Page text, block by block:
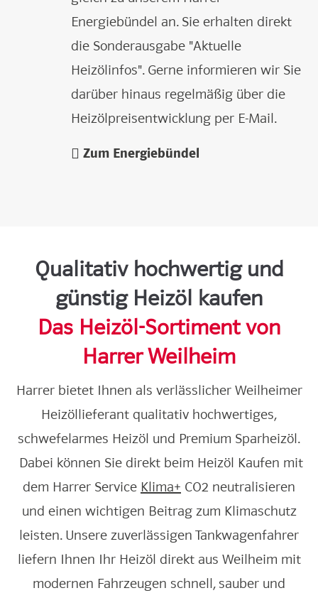
Energiebündel an. Sie erhalten direkt
die Sonderausgabe "Aktuelle
Heizölinfos". Gerne informieren wir Sie
darüber hinaus regelmäßig über die
Heizölpreisentwicklung per E-Mail.
Zum Energiebündel
Qualitativ hochwertig und
günstig Heizöl kaufen
Das Heizöl-Sortiment von
Harrer Weilheim
Harrer bietet Ihnen als verlässlicher Weilheimer
Heizöllieferant qualitativ hochwertiges,
schwefelarmes Heizöl und Premium Sparheizöl.
Dabei können Sie direkt beim Heizöl Kaufen mit
dem Harrer Service Klima+ CO2 neutralisieren
und einen wichtigen Beitrag zum Klimaschutz
leisten. Unsere zuverlässigen Tankwagenfahrer
liefern Ihnen Ihr Heizöl direkt aus Weilheim mit
modernen Fahrzeugen schnell, sauber und